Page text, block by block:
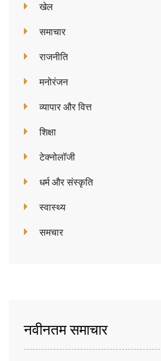
खेल
समाचार
राजनीति
मनोरंजन
व्यापार और वित्त
शिक्षा
टेक्नोलॉजी
धर्म और संस्कृति
स्वास्थ्य
समचार
नवीनतम समाचार